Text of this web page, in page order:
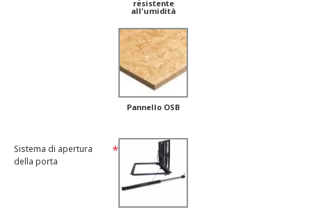
resistente
all'umidità
Pannello OSB
Sistema di apertura
della porta